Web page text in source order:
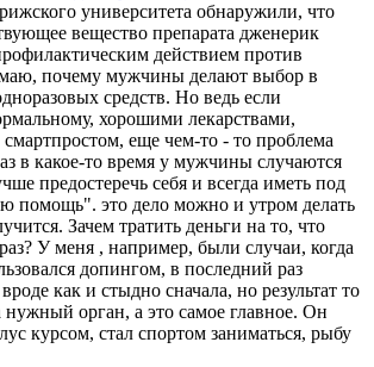
университета обнаружили, что
вещество препарата дженерик
действием против
почему мужчины делают выбор в
средств. Но ведь если
хорошими лекарствами,
еще чем-то - то проблема
в какое-то время у мужчины случаются
предостеречь себя и всегда иметь под
помощь". это дело можно и утром делать
Зачем тратить деньги на то, что
У меня , например, были случаи, когда
допингом, в последний раз
как и стыдно сначала, но результат то
нужный орган, а это самое главное. Он
курсом, стал спортом заниматься, рыбу